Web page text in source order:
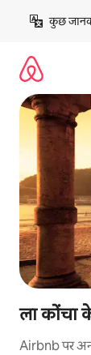
छोड़कर
कॉन्टेंट
कुछ
ला कोंचा
Airbnb पर